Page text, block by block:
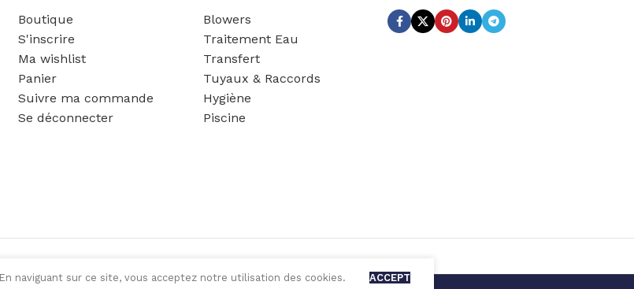
Boutique
S'inscrire
Ma wishlist
Panier
Suivre ma commande
Se déconnecter
Blowers
Traitement Eau
Transfert
Tuyaux & Raccords
Hygiène
Piscine
naviguant sur ce site, vous acceptez notre utilisation des cookies. ACCEPT